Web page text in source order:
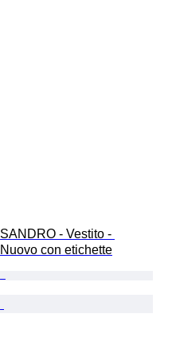
SANDRO - Vestito -
Nuovo con etichette